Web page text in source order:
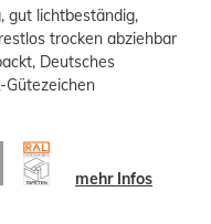
gut lichtbeständig,
trocken abziehbar
Deutsches
Gütezeichen
mehr Infos